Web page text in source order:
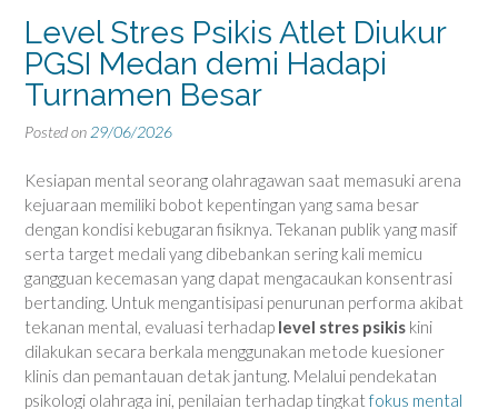
Level Stres Psikis Atlet Diukur
PGSI Medan demi Hadapi
Turnamen Besar
Posted on 29/06/2026
Kesiapan mental seorang olahragawan saat memasuki arena
kejuaraan memiliki bobot kepentingan yang sama besar
dengan kondisi kebugaran fisiknya. Tekanan publik yang masif
serta target medali yang dibebankan sering kali memicu
gangguan kecemasan yang dapat mengacaukan konsentrasi
bertanding. Untuk mengantisipasi penurunan performa akibat
tekanan mental, evaluasi terhadap level stres psikis kini
dilakukan secara berkala menggunakan metode kuesioner
klinis dan pemantauan detak jantung. Melalui pendekatan
psikologi olahraga ini, penilaian terhadap tingkat fokus mental